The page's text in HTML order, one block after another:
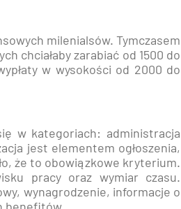
milenialsów. Tymczasem
chciałaby zarabiać od 1500 do
w wysokości od 2000 do
w kategoriach: administracja
jest elementem ogłoszenia,
że to obowiązkowe kryterium.
pracy oraz wymiar czasu.
wynagrodzenie, informacje o